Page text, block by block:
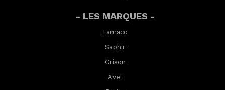
- LES MARQUES -
Famaco
Saphir
Grison
Avel